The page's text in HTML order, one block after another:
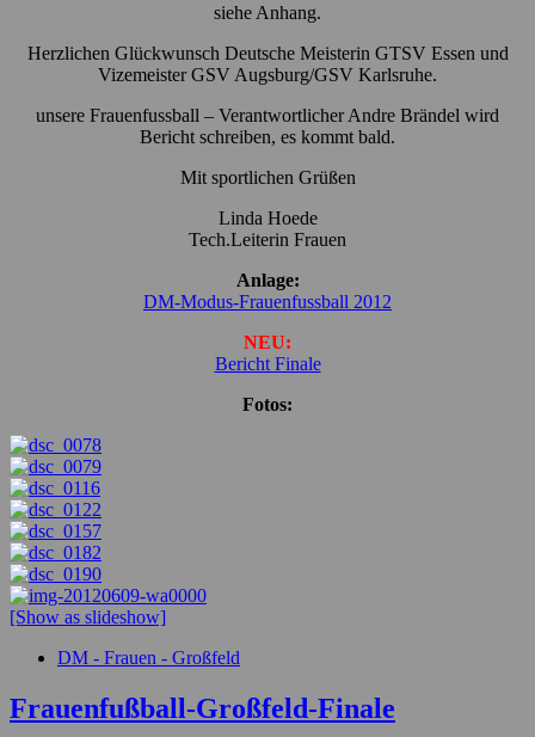
siehe Anhang.
Herzlichen Glückwunsch Deutsche Meisterin GTSV Essen und
Vizemeister GSV Augsburg/GSV Karlsruhe.
unsere Frauenfussball – Verantwortlicher Andre Brändel wird
Bericht schreiben, es kommt bald.
Mit sportlichen Grüßen
Linda Hoede
Tech.Leiterin Frauen
Anlage:
DM-Modus-Frauenfussball 2012
NEU:
Bericht Finale
Fotos:
[Show as slideshow]
DM - Frauen - Großfeld
Frauenfußball-Großfeld-Finale